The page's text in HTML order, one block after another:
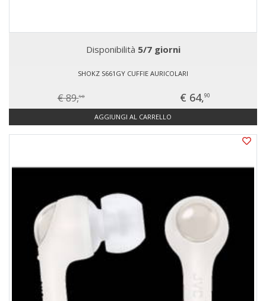
Disponibilità 5/7 giorni
SHOKZ S661GY CUFFIE AURICOLARI
€ 89,90 € 64,90
AGGIUNGI AL CARRELLO